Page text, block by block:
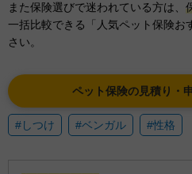
また保険選びで迷われている方は、
一括比較できる「人気ペット保険お
さい。
ペット保険の見積り・
#しつけ #ベンガル #性格